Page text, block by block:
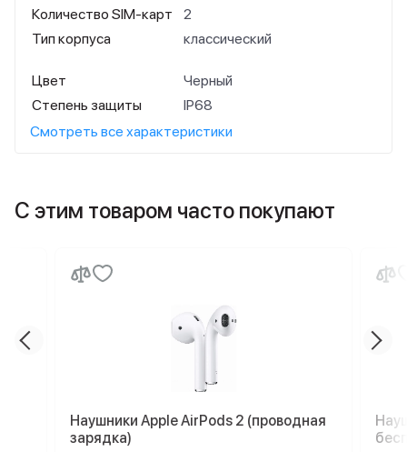
Количество SIM-карт
2
Тип корпуса
классический
Цвет
Черный
Степень защиты
IP68
Смотреть все характеристики
С этим товаром часто покупают
Наушники Apple AirPods 2 (проводная
зарядка)